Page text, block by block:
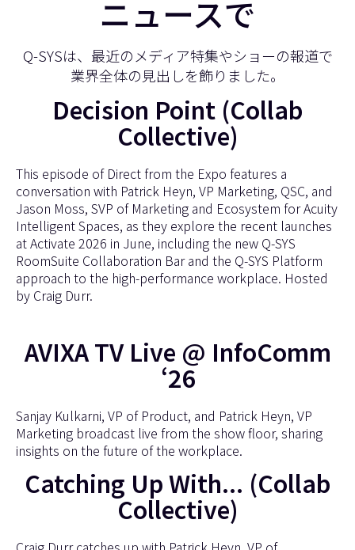
ニュースで
Q-SYSは、最近のメディア特集やショーの報道で
業界全体の見出しを飾りました。
Decision Point (Collab
Collective)
This episode of Direct from the Expo features a
conversation with Patrick Heyn, VP Marketing, QSC, and
Jason Moss, SVP of Marketing and Ecosystem for Acuity
Intelligent Spaces, as they explore the recent launches
at Activate 2026 in June, including the new Q-SYS
RoomSuite Collaboration Bar and the Q-SYS Platform
approach to the high-performance workplace. Hosted
by Craig Durr.
AVIXA TV Live @ InfoComm
‘26
Sanjay Kulkarni, VP of Product, and Patrick Heyn, VP
Marketing broadcast live from the show floor, sharing
insights on the future of the workplace.
Catching Up With... (Collab
Collective)